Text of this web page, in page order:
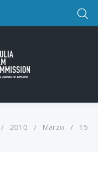
/ 2010 / Marzo / 15